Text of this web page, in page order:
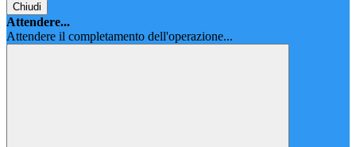
Chiudi
Attendere...
Attendere il completamento dell'operazione...